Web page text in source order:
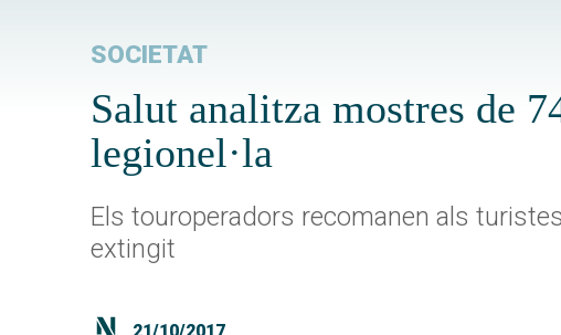
SOCIETAT
Salut analitza mostres de
legionel·la
Els touroperadors recomanen als
extingit